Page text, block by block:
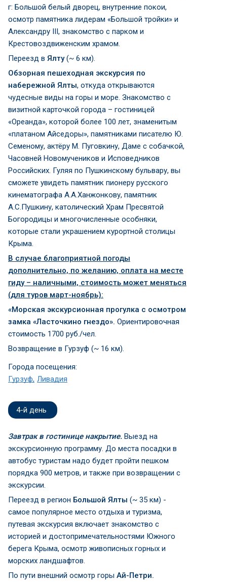
г: Большой белый дворец, внутренние покои,
осмотр памятника лидерам «Большой тройки» и
Александру III, знакомство с парком и
Крестовоздвиженским храмом.
Переезд в Ялту(~ 6 км).
Обзорная пешеходная экскурсия по
набережной Ялты, откуда открываются
чудесные виды на горы и море. Знакомство с
визитной карточкой города – гостиницей
«Ореанда», которой более 100 лет, знаменитым
«платаном Айседоры», памятниками писателю Ю.
Семеному, актёру М. Пуговкину, Даме с собачкой,
Часовней Новомучеников и Исповедников
Российских. Гуляя по Пушкинскому бульвару, вы
сможете увидеть памятник пионеру русского
кинематографа А.А.Ханжонкову, памятник
А.С.Пушкину, католический Храм Пресвятой
Богородицы и многочисленные особняки,
которые стали украшением курортной столицы
Крыма.
В случае благоприятной погоды
дополнительно, по желанию, оплата на месте
гиду – наличными, стоимость может меняться
(для туров март-ноябрь):
«Морская экскурсионная прогулка с осмотром
замка «Ласточкино гнездо». Ориентировочная
стоимость 1700 руб./чел.
Возвращение в Гурзуф (~ 16 км).
Города посещения:
Гурзуф Ливадия
4-й день
Завтрак в гостинице накрытие. Выезд на
экскурсионную программу. До места посадки в
автобус туристам надо будет пройти пешком
порядка 900 метров, и также при возвращении с
экскурсии.
Переезд в регион Большой Ялты (~ 35 км) -
самое популярное место отдыха и туризма,
путевая экскурсия включает знакомство с
историей и достопримечательностями Южного
берега Крыма, осмотр живописных горных и
морских ландшафтов.
По пути внешний осмотр горы Ай-Петри.